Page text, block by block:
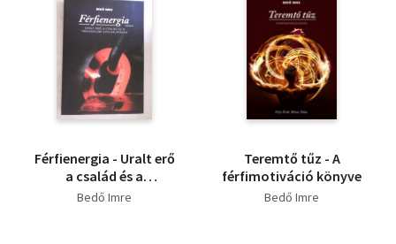
Férfienergia - Uralt erő
a család és a
társadalom
Bedő Imre
Teremtő tűz - A
férfimotiváció könyve
Bedő Imre